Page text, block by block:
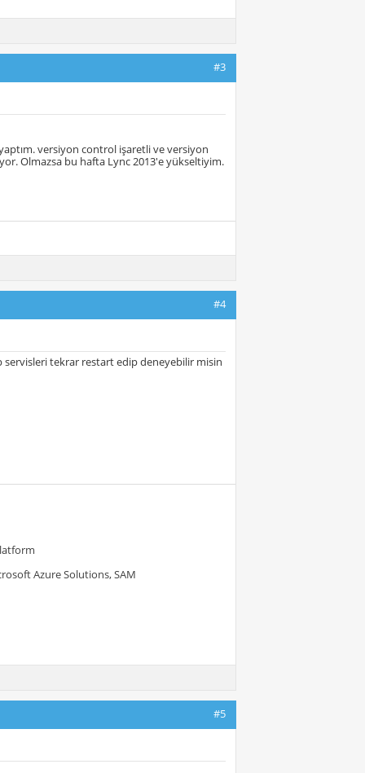
#3
versiyon control işaretli ve versiyon
Olmazsa bu hafta Lync 2013'e yükseltiyim.
#4
servisleri tekrar restart edip deneyebilir misin
Azure Solutions, SAM
#5